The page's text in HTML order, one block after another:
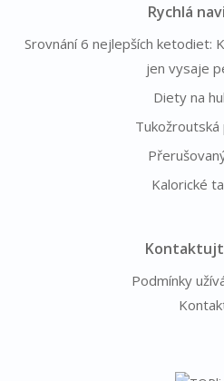
Rychlá
Srovnání 6 nejlepších ketodiet:
jen vysaje
Diety na
Tukožroutská
Kalorické
Podmínky